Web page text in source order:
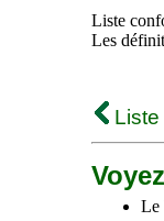
Liste
Les
Le